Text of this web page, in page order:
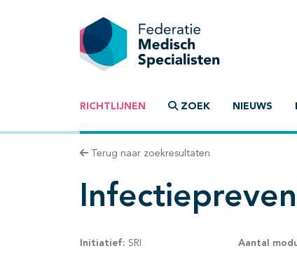
RICHTLIJNEN ZOEK NIEUWS
Terug naar zoekresultaten
Initiatief: SRI Aantal